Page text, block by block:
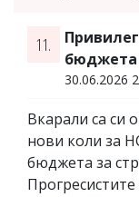
11.
30.06.2026
Вкарали са си
нови коли за
бюджета за